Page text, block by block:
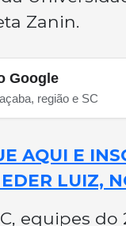
Zanin.
Google
região e SC
AQUI E
LUIZ,
equipes do